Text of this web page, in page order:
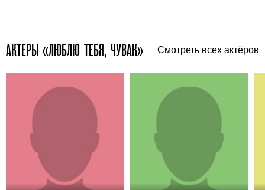
АКТЕРЫ «ЛЮБЛЮ ТЕБЯ, ЧУВАК» Смотреть всех актёров